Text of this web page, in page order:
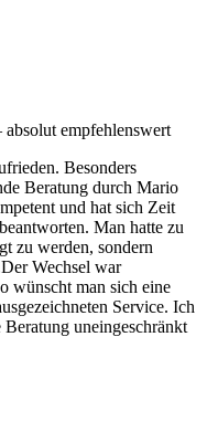
empfehlenswert
Besonders
Beratung durch Mario
und hat sich Zeit
Man hatte zu
zu werden, sondern
Wechsel war
wünscht man sich eine
Service. Ich
uneingeschränkt